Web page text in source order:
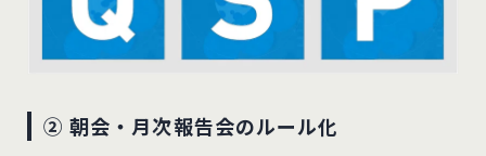
② 朝会・月次報告会のルール化